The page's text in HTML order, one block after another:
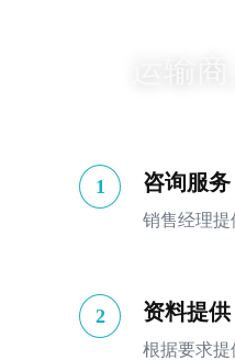
1 咨询服务
销售经理提
2 资料提供
根据要求